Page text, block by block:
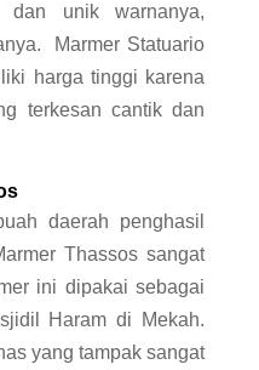
dan unik warnanya,
Marmer Statuario
harga tinggi karena
terkesan cantik dan
daerah penghasil
Thassos sangat
ini dipakai sebagai
Haram di Mekah.
yang tampak sangat